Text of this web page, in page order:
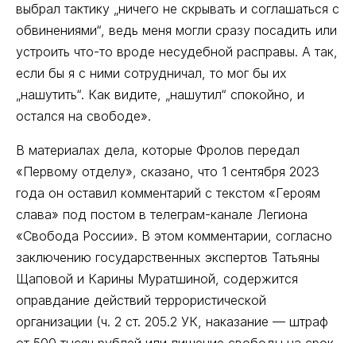
выбрал тактику „ничего не скрывать и соглашаться с
обвинениями“, ведь меня могли сразу посадить или
устроить что-то вроде несудебной расправы. А так,
если бы я с ними сотрудничал, то мог бы их
„нашутить“. Как видите, „нашутил“ спокойно, и
остался на свободе».
В материалах дела, которые Фролов передал
«Первому отделу», сказано, что 1 сентября 2023
года он оставил комментарий с текстом «Героям
слава» под постом в телеграм-канале Легиона
«Свобода России». В этом комментарии, согласно
заключению государственных экспертов Татьяны
Щаповой и Карины Муратшиной, содержится
оправдание действий террористической
организации (ч. 2 ст. 205.2 УК, наказание — штраф